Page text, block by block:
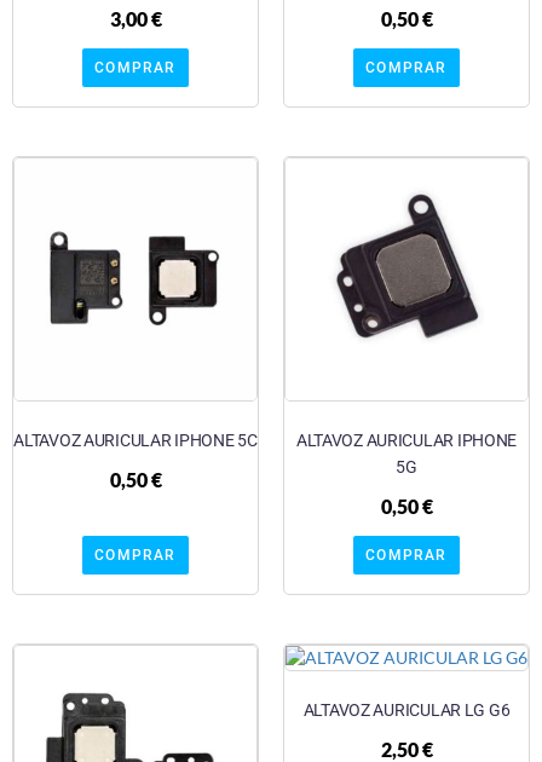
3,00€
COMPRAR
0,50€
COMPRAR
ALTAVOZ AURICULAR IPHONE 5C
0,50€
COMPRAR
ALTAVOZ AURICULAR IPHONE
5G
0,50€
COMPRAR
ALTAVOZ AURICULAR LG G6
2,50€